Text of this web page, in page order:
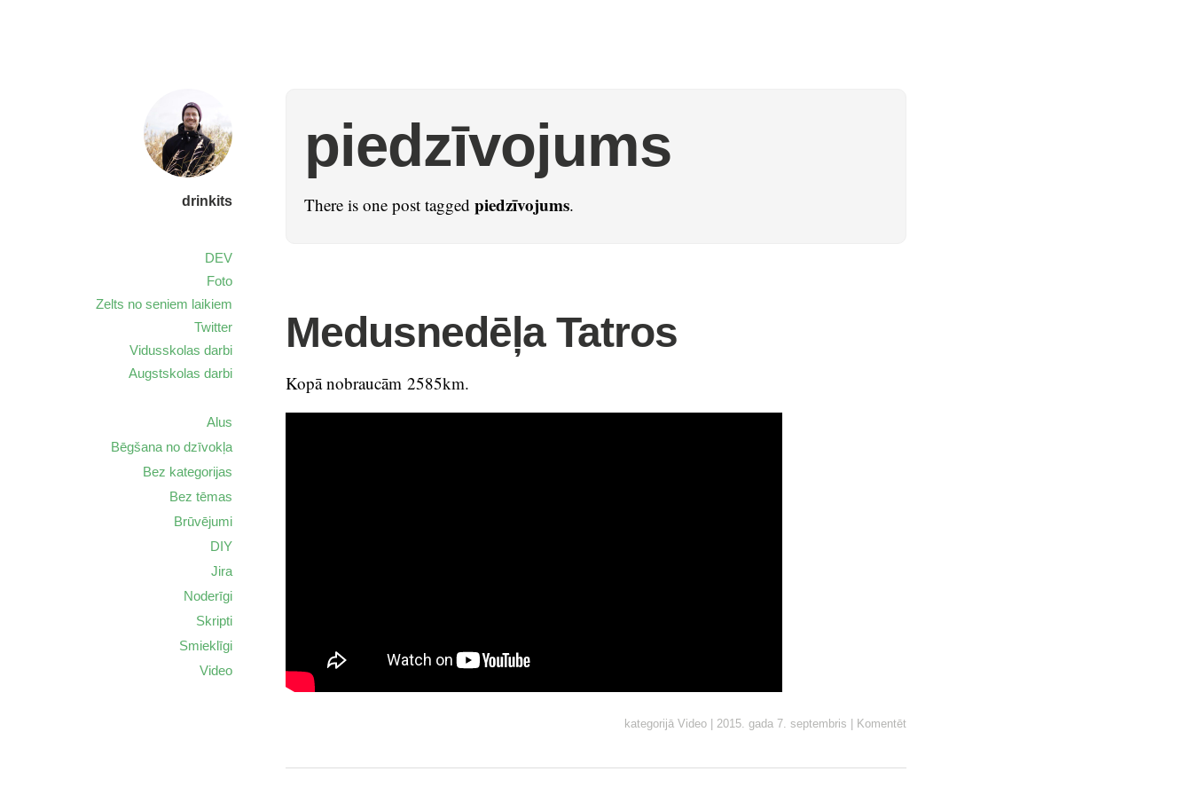
drinkits
DEV
Foto
Zelts no seniem laikiem
Twitter
Vidusskolas darbi
Augstskolas darbi
piedzīvojums
There is one post tagged piedzīvojums.
Medusnedēļa Tatros
Kopā nobraucām 2585km.
kategorijā Video 2015. gada 7. septembris Komentēt
Alus
Bēgšana no dzīvokļa
Bez kategorijas
Bez tēmas
Brūvējumi
DIY
Jira
Noderīgi
Skripti
Smieklīgi
Video